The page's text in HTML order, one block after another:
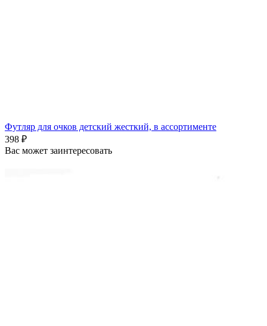
Футляр для очков детский жесткий, в ассортименте
398 ₽
Вас может заинтересовать